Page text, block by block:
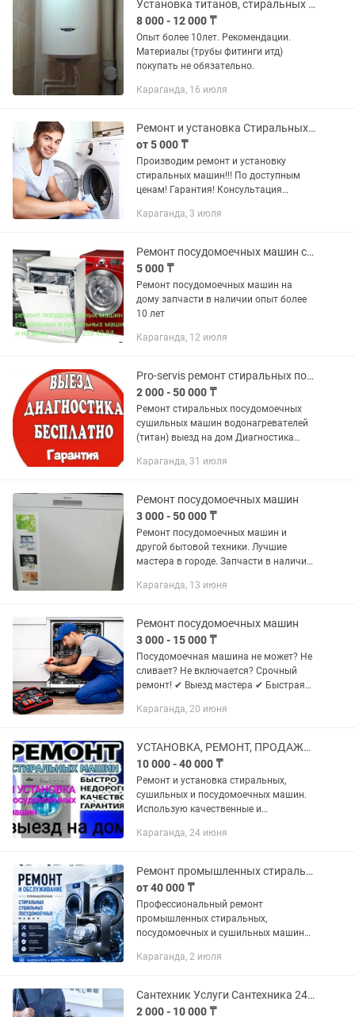
Установка титанов, стиральных и посудомоечных машин.
8 000 - 12 000 ₸
Опыт более 10лет. Рекомендации.
Материалы (трубы фитинги итд)
покупать не обязательно.
Караганда, 16 июля
Ремонт и установка Стиральных Машин,Сушильных и посудомоечных машин
от 5 000 ₸
Производим ремонт и установку
стиральных машин!!! По доступным
ценам! Гарантия! Консультация
работы,почти вся работа
От диагностики до...
Караганда, 3 июля
Ремонт посудомоечных машин стиральных машин
5 000 ₸
Ремонт посудомоечных машин на
дому запчасти в наличии опыт более
10 лет
Караганда, 12 июля
Pro-servis ремонт стиральных посудомоечных сушильных машин водонагревателей
2 000 - 50 000 ₸
Ремонт стиральных посудомоечных
сушильных машин водонагревателей
(титан) выезд на дом Диагностика
подшипников и сальника Ремонт
Караганда, 31 июля
Ремонт посудомоечных машин
3 000 - 50 000 ₸
Ремонт посудомоечных машин и
другой бытовой техники. Лучшие
мастера в городе. Запчасти в наличии
Караганда, 13 июня
Ремонт посудомоечных машин
3 000 - 15 000 ₸
Посудомоечная машина не может? Не
сливает? Не включается? Срочный
ремонт! ✔ Выезд мастера ✔ Быстрая
накруток ✔ Гарантия Работаем без
Караганда, 20 июня
УСТАНОВКА, РЕМОНТ, ПРОДАЖА стиральных, сушильных и посудомоечных машин
10 000 - 40 000 ₸
Ремонт и установка стиральных,
сушильных и посудомоечных машин.
Использую качественные и
ремонте. Ремонт любой сложности:
СТИРАЛЬНЫХ МАШИН:...
Караганда, 24 июня
Ремонт промышленных стиральных сушильных посудомоечных машин
от 40 000 ₸
Профессиональный ремонт
промышленных стиральных,
посудомоечных и сушильных машин
любой сложности. Работаем с
производителей. Используем...
Караганда, 2 июля
Сантехник Услуги Сантехника 24/7
2 000 - 10 000 ₸